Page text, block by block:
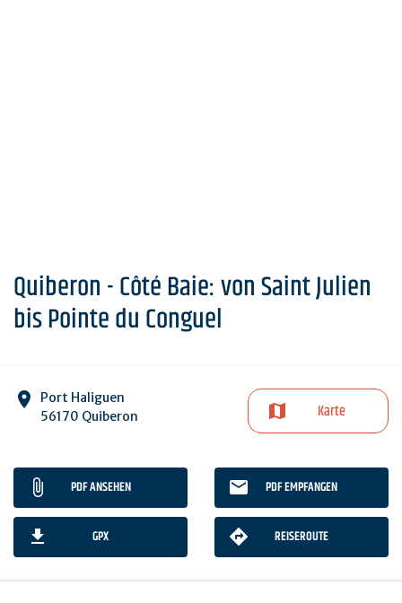
Quiberon - Côté Baie: von Saint Julien
bis Pointe du Conguel
Port Haliguen
56170 Quiberon
Karte
PDF ANSEHEN PDF EMPFANGEN
GPX REISEROUTE